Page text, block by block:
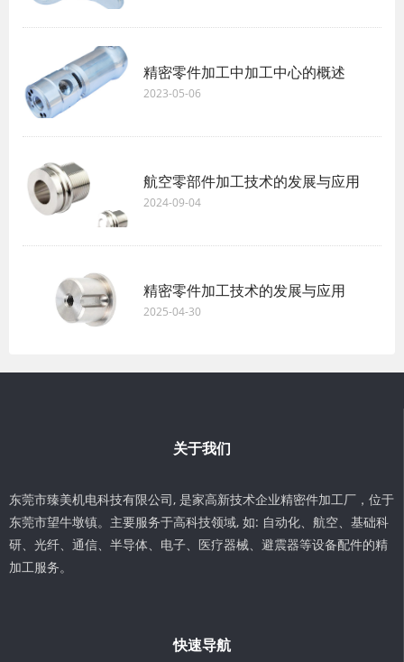
精密零件加工中加工中心的概述
2023-05-06
航空零部件加工技术的发展与应用
2024-09-04
精密零件加工技术的发展与应用
2025-04-30
关于我们
东莞市臻美机电科技有限公司, 是家高新技术企业精密件加工厂，位于
东莞市望牛墩镇。主要服务于高科技领域, 如: 自动化、航空、基础科
研、光纤、通信、半导体、电子、医疗器械、避震器等设备配件的精
加工服务。
快速导航